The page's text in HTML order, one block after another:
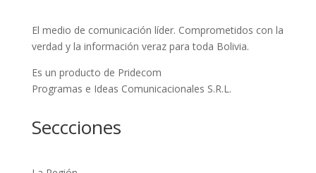
El medio de comunicación líder. Comprometidos con la
verdad y la información veraz para toda Bolivia.
Es un producto de Pridecom
Programas e Ideas Comunicacionales S.R.L.
Seccciones